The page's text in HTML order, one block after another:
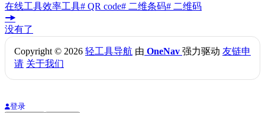
在线工具效率工具# QR code# 二维条码# 二维码
没有了
Copyright © 2026 轻工具导航 由 OneNav 强力驱动 友链申
请 关于我们
登录